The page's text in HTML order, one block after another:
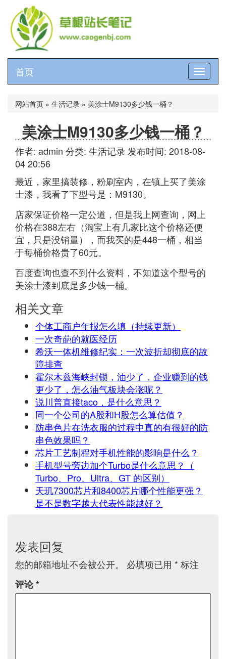
切
换
首页
网站首页 » 生活记录 » 美涂士M9130多少钱一桶？
美涂士M9130多少钱一桶？
作者: admin 分类: 生活记录 发布时间: 2018-08-
04 20:56
最近，家里搞装修，粉刷室内，在镇上买了美涂
士漆，我看了下型号是：M9130。
店家保证价格一定公道，但是我上网查询，网上
价格在388左右（淘宝上有几家比这个价格还便
宜，只是没销量），而我买的是448一桶，相当
于每桶价格贵了60元。
百度查询也查不到什么资料，不知道这个型号的
美涂士漆到底是多少钱一桶。
相关文章
个体工商户年报怎么填（持续更新）
一次奇葩的就医经历
希沃一体机维修纪实：一次波折却彻底的故
障排查
霍尔木兹海峡封锁，油少了，企业赚到的钱
更少了，怎么油气板块会涨呢？
说川普直接taco，是什么意思？
同一个公司的A股和H股怎么算估值？
防串色片在洗衣服的过程中真的有很好的防
串色效果吗？
芯片工艺制程对手机性能的影响是什么？
手机型号旁边加个Turbo是什么意思？（
Turbo、Pro、Ultra、GT 的区别）
天玑7300芯片和8400芯片哪个性能更强？
是不是数字越大代表性能越好？
发表回复
您的邮箱地址不会被公开。 必填项已用 * 标注
评论*